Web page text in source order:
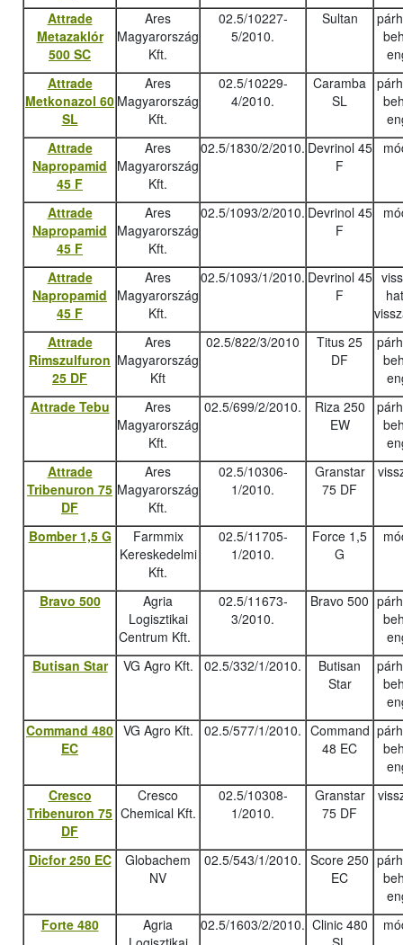
Attrade
Metazaklór
500 SC
Ares
Magyarország
Kft.
02.5/10227-
5/2010.
Sultan
Attrade
Metkonazol 60
SL
Ares
Magyarország
Kft.
02.5/10229-
4/2010.
Caramba
SL
Attrade
Napropamid
45 F
Ares
Magyarország
Kft.
02.5/1830/2/2010. Devrinol 45
F
Attrade
Napropamid
45 F
Ares
Magyarország
Kft.
02.5/1093/2/2010. Devrinol 45
F
Attrade
Napropamid
45 F
Ares
Magyarország
Kft.
02.5/1093/1/2010. Devrinol 45
F
Attrade
Rimszulfuron
25 DF
Ares
Magyarország
Kft
02.5/822/3/2010
Titus 25
DF
Attrade Tebu
Ares
Magyarország
Kft.
02.5/699/2/2010.
Riza 250
EW
Attrade
Tribenuron 75
DF
Ares
Magyarország
Kft.
02.5/10306-
1/2010.
Granstar
75 DF
Bomber 1,5 G
Farmmix
Kereskedelmi
Kft.
02.5/11705-
1/2010.
Force 1,5
G
Bravo 500
Agria
Logisztikai
Centrum Kft.
02.5/11673-
3/2010.
Bravo 500
Butisan Star
VG Agro Kft. 02.5/332/1/2010.
Butisan
Star
Command 480
EC
VG Agro Kft. 02.5/577/1/2010. Command
48 EC
Cresco
Tribenuron 75
DF
Cresco
Chemical Kft.
02.5/10308-
1/2010.
Granstar
75 DF
Dicfor 250 EC
Globachem
NV
02.5/543/1/2010. Score 250
EC
Forte 480
Agria
02.5/1603/2/2010. Clinic 480